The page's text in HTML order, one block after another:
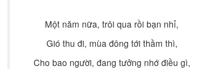
Một năm nữa, trôi qua rồi bạn nhỉ,
Gió thu đi, mùa đông tới thầm thì,
Cho bao người, đang tưởng nhớ điều gì,